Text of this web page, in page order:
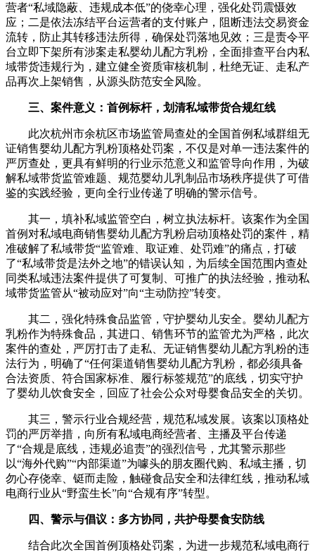
营者“私域隐蔽、违规成本低”的侥幸心理，强化处罚震慑效
应；二是依法冻结平台运营者的支付账户，阻断违法交易资金
流转，防止其转移违法所得，确保处罚落地见效；三是责令平
台立即下架所有涉案走私婴幼儿配方乳粉，全面排查平台内私
域带货违规行为，建立健全资质审核机制，杜绝无证、走私产
品再次上架销售，从源头防范安全风险。
三、案件意义：首例标杆，划清私域带货合规红线
此次杭州市余杭区市场监管局查处的全国首例私域群组无
证销售婴幼儿配方乳粉顶格处罚案，不仅是对单一违法案件的
严厉查处，更具有鲜明的行业示范意义和监管导向作用，为破
解私域带货监管难题、规范婴幼儿乳制品市场秩序提供了可借
鉴的实践经验，更向全行业传递了明确的警示信号。
其一，填补私域监管空白，树立执法标杆。该案作为全国
首例对私域电商销售婴幼儿配方乳粉启动顶格处罚的案件，精
准破解了私域带货“监管难、取证难、处罚难”的痛点，打破
了“私域带货是法外之地”的错误认知，为后续全国范围内查处
同类私域违法案件提供了可复制、可推广的执法经验，推动私
域带货监管从“被动应对”向“主动防控”转变。
其二，强化特殊食品监管，守护婴幼儿安全。婴幼儿配方
乳粉作为特殊食品，其进口、销售环节的监管尤为严格，此次
案件的查处，严厉打击了走私、无证销售婴幼儿配方乳粉的违
法行为，明确了“任何渠道销售婴幼儿配方乳粉，都必须具备
合法资质、符合国家标准、履行标签规范”的底线，切实守护
了婴幼儿饮食安全，回应了社会公众对母婴食品安全的关切。
其三，警示行业合规经营，规范私域发展。该案以顶格处
罚的严厉举措，向所有私域电商经营者、主播及平台传递
了“合规是底线，违规必追责”的强烈信号，尤其警示那些
以“海外代购”“内部渠道”为噱头的朋友圈代购、私域主播，切
勿心存侥幸、铤而走险，触碰食品安全和法律红线，推动私域
电商行业从“野蛮生长”向“合规有序”转型。
四、警示与倡议：多方协同，共护母婴食安防线
结合此次全国首例顶格处罚案，为进一步规范私域电商行